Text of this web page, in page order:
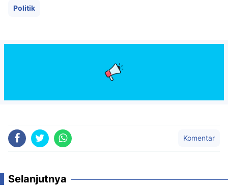
Politik
Komentar
Selanjutnya